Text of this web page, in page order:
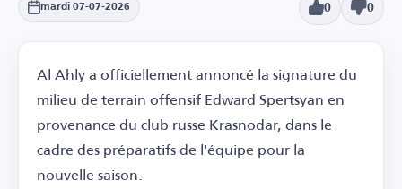
mardi 07-07-2026 0 0
Al Ahly a officiellement annoncé la signature du
milieu de terrain offensif Edward Spertsyan en
provenance du club russe Krasnodar, dans le
cadre des préparatifs de l'équipe pour la
nouvelle saison.